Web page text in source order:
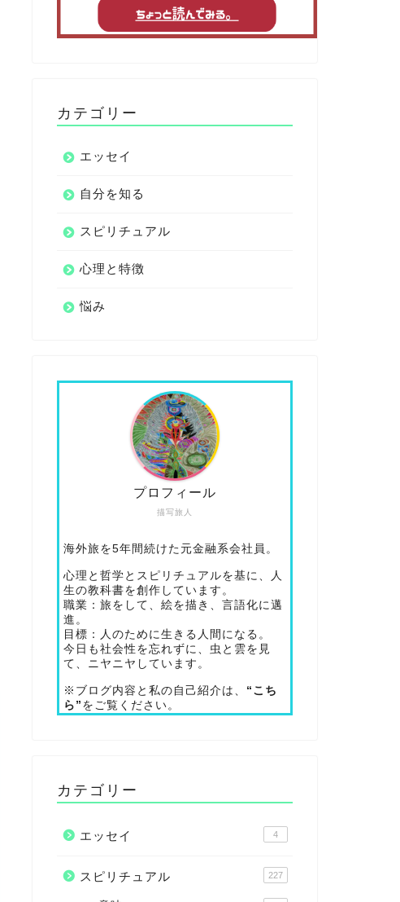
カテゴリー
エッセイ
自分を知る
スピリチュアル
心理と特徴
悩み
描写旅人
プロフィール
海外旅を5年間続けた元金融系会社員。
心理と哲学とスピリチュアルを基に、人
生の教科書を創作しています。
職業：旅をして、絵を描き、言語化に邁
進。
目標：人のために生きる人間になる。
今日も社会性を忘れずに、虫と雲を見
て、ニヤニヤしています。
※ブログ内容と私の自己紹介は、 “こち
ら” をご覧ください。
カテゴリー
エッセイ 4
スピリチュアル 227